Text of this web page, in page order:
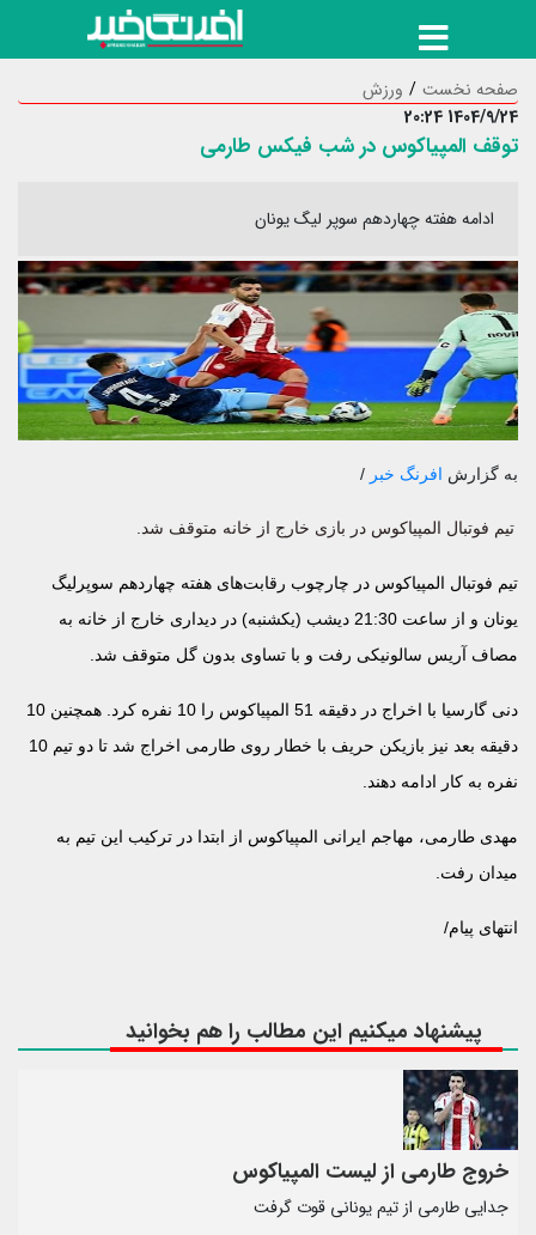
صفحه نخست
ورزش
1404/9/24 20:24
توقف المپیاکوس در شب فیکس طارمی
ادامه هفته چهاردهم سوپر لیگ یونان
به گزارش افرنگ خبر /
تیم فوتبال المپیاکوس در بازی خارج از خانه متوقف شد.
تیم فوتبال المپیاکوس در چارچوب رقابت‌های هفته چهاردهم سوپرلیگ
یونان و از ساعت 21:30 دیشب (یکشنبه) در دیداری خارج از خانه به
مصاف آریس سالونیکی رفت و با تساوی بدون گل متوقف شد.
دنی گارسیا با اخراج در دقیقه 51 المپیاکوس را 10 نفره کرد. همچنین 10
دقیقه بعد نیز بازیکن حریف با خطار روی طارمی اخراج شد تا دو تیم 10
نفره به کار ادامه دهند.
مهدی طارمی، مهاجم ایرانی المپیاکوس از ابتدا در ترکیب این تیم به
میدان رفت.
انتهای پیام/
پیشنهاد میکنیم این مطالب را هم بخوانید
خروج طارمی از لیست المپیاکوس
جدایی طارمی از تیم یونانی قوت گرفت